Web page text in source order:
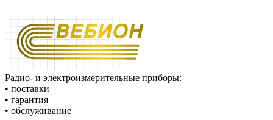
Радио- и электроизмерительные приборы:
• поставки
• гарантия
• обслуживание